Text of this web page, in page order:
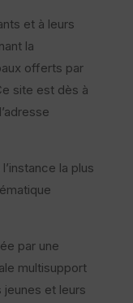
et à leurs
la
offerts par
site est dès à
la plus
par une
multisupport
et leurs